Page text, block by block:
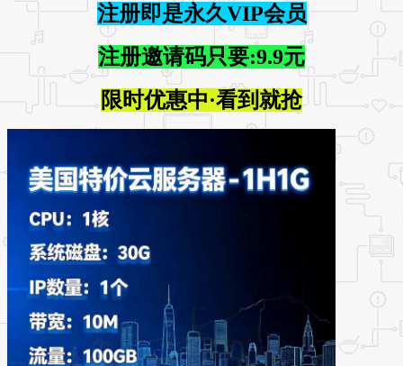
注册即是永久VIP会员
注册邀请码只要:9.9元
限时优惠中·看到就抢